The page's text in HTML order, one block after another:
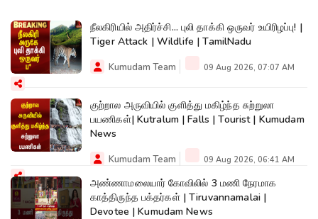
நீலகிரியில் அதிர்ச்சி... புலி தாக்கி ஒருவர் உயிரிழப்பு! |
Tiger Attack | Wildlife | TamilNadu
Kumudam Team 09 Aug 2026, 07:07 AM
குற்றால அருவியில் குளித்து மகிழ்ந்த சுற்றுலா
பயணிகள்| Kutralum | Falls | Tourist | Kumudam
News
Kumudam Team 09 Aug 2026, 06:41 AM
அண்ணாமலையார் கோவிலில் 3 மணி நேரமாக
காத்திருந்த பக்தர்கள் | Tiruvannamalai |
Devotee | Kumudam News